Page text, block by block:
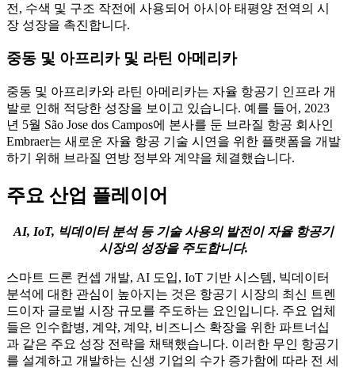
전, 수색 및 구조 작전에 사용되어 아시아 태평양 전역의 시
장 성장을 촉진합니다.
중동 및 아프리카 및 라틴 아메리카
중동 및 아프리카와 라틴 아메리카는 자율 항공기 인프라 개
발로 인해 적당한 성장을 보이고 있습니다. 예를 들어, 2023
년 5월 São Jose dos Campos에 본사를 둔 브라질 항공 회사인
Embraer는 새로운 자율 항공 기술 시연을 위한 플랫폼을 개발
하기 위해 브라질 연방 정부와 계약을 체결했습니다.
주요 산업 플레이어
AI, IoT, 빅데이터 분석 등 기술 사용의 발전이 자율 항공기
시장의 성장을 주도합니다.
스마트 드론 컨셉 개발, AI 도입, IoT 기반 시스템, 빅데이터
분석에 대한 관심이 높아지는 것은 항공기 시장의 최신 트렌
드이자 글로벌 시장 규모를 주도하는 요인입니다. 주요 업체
들은 인수합병, 계약, 계약, 비즈니스 확장을 위한 파트너십
과 같은 주요 성장 전략을 채택했습니다. 이러한 무인 항공기
를 설계하고 개발하는 신생 기업의 수가 증가함에 따라 전 세